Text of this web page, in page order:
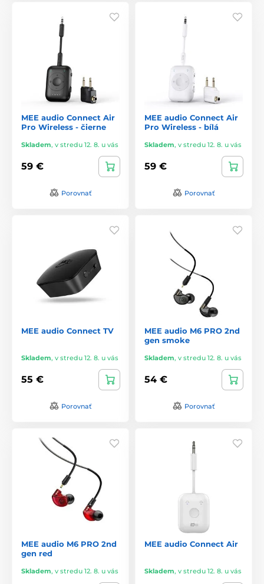
MEE audio Connect Air
Pro Wireless - čierne
Skladem, v stredu 12. 8. u vás
59 €
Porovnať
MEE audio Connect Air
Pro Wireless - bílá
Skladem, v stredu 12. 8. u vás
59 €
Porovnať
MEE audio Connect TV
Skladem, v stredu 12. 8. u vás
55 €
Porovnať
MEE audio M6 PRO 2nd
gen smoke
Skladem, v stredu 12. 8. u vás
54 €
Porovnať
MEE audio M6 PRO 2nd
gen red
Skladem, v stredu 12. 8. u vás
MEE audio Connect Air
Skladem, v stredu 12. 8. u vás